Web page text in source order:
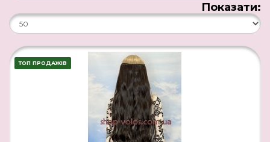
Показати:
ТОП ПРОДАЖІВ